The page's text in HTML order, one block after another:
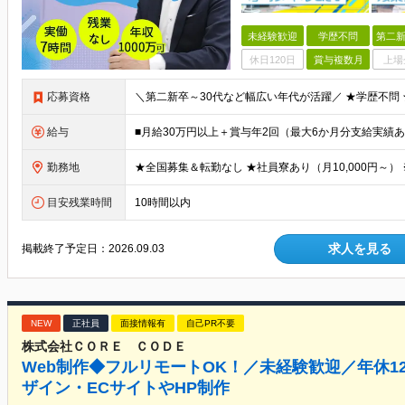
未経験歓迎 学歴不問 第二
休日120日 賞与複数月 上
応募資格
給与
勤務地
目安残業時間 10時間以内
掲載終了予定日：2026.09.03 求人を見る
NEW 正社員 面接情報有 自己PR不要
株式会社ＣＯＲＥ ＣＯＤＥ
Web制作◆フルリモートOK！／未経験歓迎／年休
ザイン・ECサイトやHP制作